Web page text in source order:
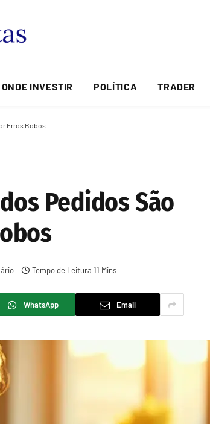
ONDE INVESTIR POLÍTICA TRADER
Erros Bobos
Pedidos São
Tempo de Leitura 11 Mins
WhatsApp Email